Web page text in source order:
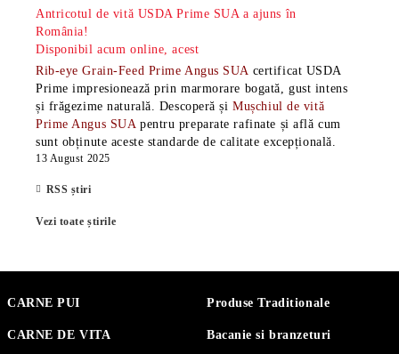
Antricotul de vită USDA Prime SUA a ajuns în
România!
Disponibil acum online, acest
Rib-eye Grain-Feed Prime Angus SUA certificat USDA
Prime impresionează prin marmorare bogată, gust intens
și frăgezime naturală. Descoperă șiMușchiul de vită
Prime Angus SUA pentru preparate rafinate și află cum
sunt obținute aceste standarde de calitate excepțională.
13 August 2025
RSS știri
Vezi toate știrile
CARNE PUI
CARNE DE VITA
Produse Traditionale
Bacanie si branzeturi